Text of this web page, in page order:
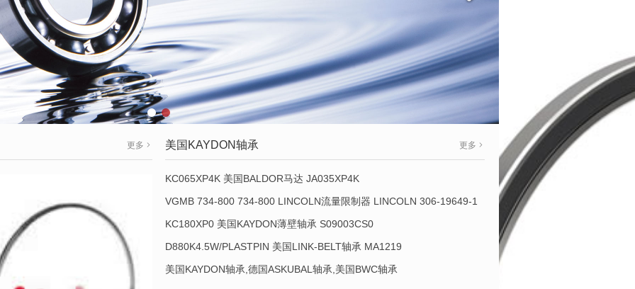
更多 美国KAYDON轴承 更多
KC065XP4K 美国BALDOR马达 JA035XP4K
VGMB 734-800 734-800 LINCOLN流量限制器 LINCOLN 306-19649-1
KC180XP0 美国KAYDON薄壁轴承 S09003CS0
D880K4.5W/PLASTPIN 美国LINK-BELT轴承 MA1219
美国KAYDON轴承,德国ASKUBAL轴承,美国BWC轴承